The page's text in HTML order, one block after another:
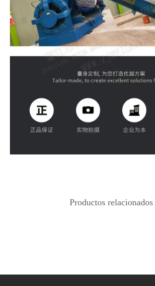
Productos relacionados